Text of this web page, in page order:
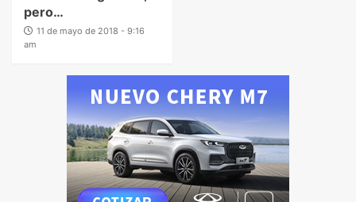
pero…
11 de mayo de 2018 - 9:16
am